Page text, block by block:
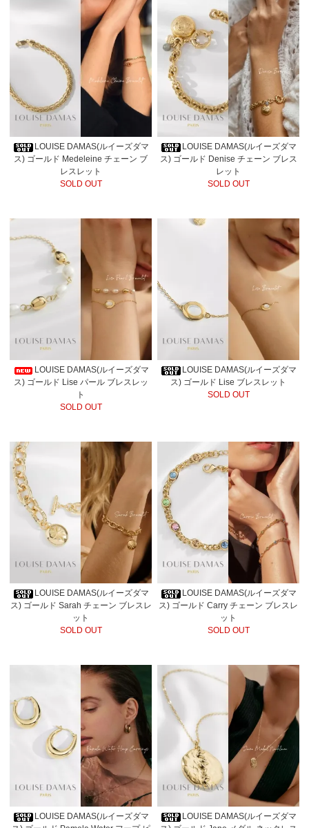
LOUISE DAMAS(ルイーズダマ
ス) ゴールド Medeleine チェーン ブ
レスレット
SOLD OUT
LOUISE DAMAS(ルイーズダマ
ス) ゴールド Denise チェーン ブレス
レット
SOLD OUT
LOUISE DAMAS(ルイーズダマ
ス) ゴールド Lise パール ブレスレッ
ト
SOLD OUT
LOUISE DAMAS(ルイーズダマ
ス) ゴールド Lise ブレスレット
SOLD OUT
LOUISE DAMAS(ルイーズダマ
ス) ゴールド Sarah チェーン ブレスレ
ット
SOLD OUT
LOUISE DAMAS(ルイーズダマ
ス) ゴールド Carry チェーン ブレスレ
ット
SOLD OUT
LOUISE DAMAS(ルイーズダマ
LOUISE DAMAS(ルイーズダマ